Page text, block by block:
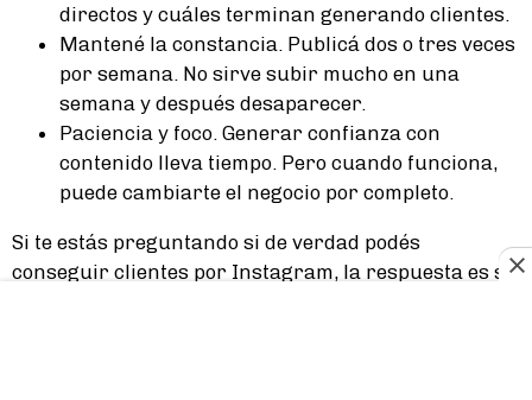
directos y cuáles terminan generando clientes.
Mantené la constancia. Publicá dos o tres veces
por semana. No sirve subir mucho en una
semana y después desaparecer.
Paciencia y foco. Generar confianza con
contenido lleva tiempo. Pero cuando funciona,
puede cambiarte el negocio por completo.
Si te estás preguntando si de verdad podés
conseguir clientes por Instagram, la respuesta es sí.